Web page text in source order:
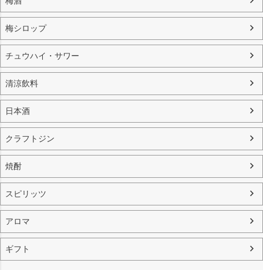
梅シロップ
チュウハイ・サワー
清涼飲料
日本酒
クラフトジン
焼酎
スピリッツ
アロマ
ギフト